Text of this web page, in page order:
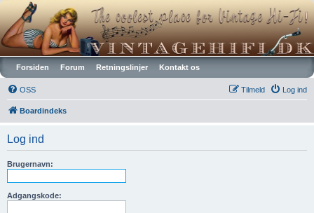
Vintagehifi.dk
Forsiden Forum Retningslinjer Kontakt os
OSS Log ind
Tilmeld
Boardindeks
Log ind
Brugernavn:
Adgangskode: